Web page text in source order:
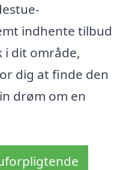
indhente tilbud
i dit område,
dig at finde den
drøm om en